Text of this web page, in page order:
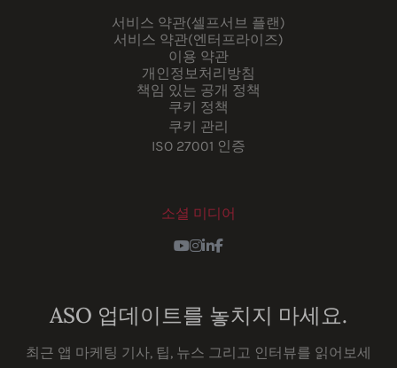
서비스 약관(셀프서브 플랜)
서비스 약관(엔터프라이즈)
이용 약관
개인정보처리방침
책임 있는 공개 정책
쿠키 정책
쿠키 관리
ISO 27001 인증
소셜 미디어
Youtube
Instagram
LinkedIn
Facebook
ASO 업데이트를 놓치지 마세요.
최근 앱 마케팅 기사, 팁, 뉴스 그리고 인터뷰를 읽어보세